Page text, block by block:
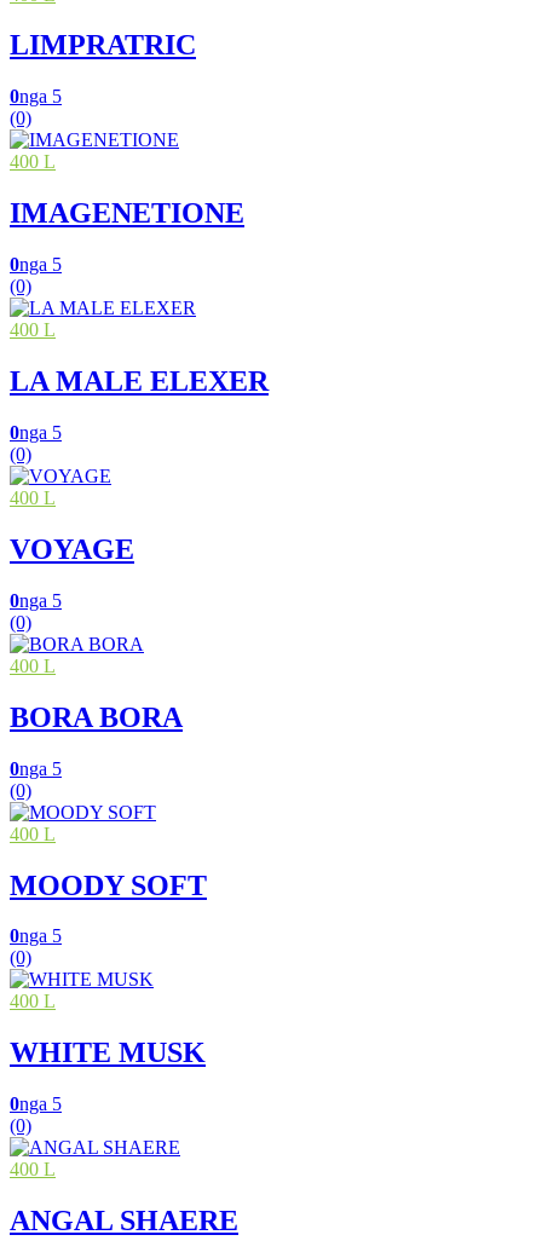
LIMPRATRIC
0nga 5
(0)
400 L
IMAGENETIONE
0nga 5
(0)
400 L
LA MALE ELEXER
0nga 5
(0)
400 L
VOYAGE
0nga 5
(0)
400 L
BORA BORA
0nga 5
(0)
400 L
MOODY SOFT
0nga 5
(0)
400 L
WHITE MUSK
0nga 5
(0)
400 L
ANGAL SHAERE